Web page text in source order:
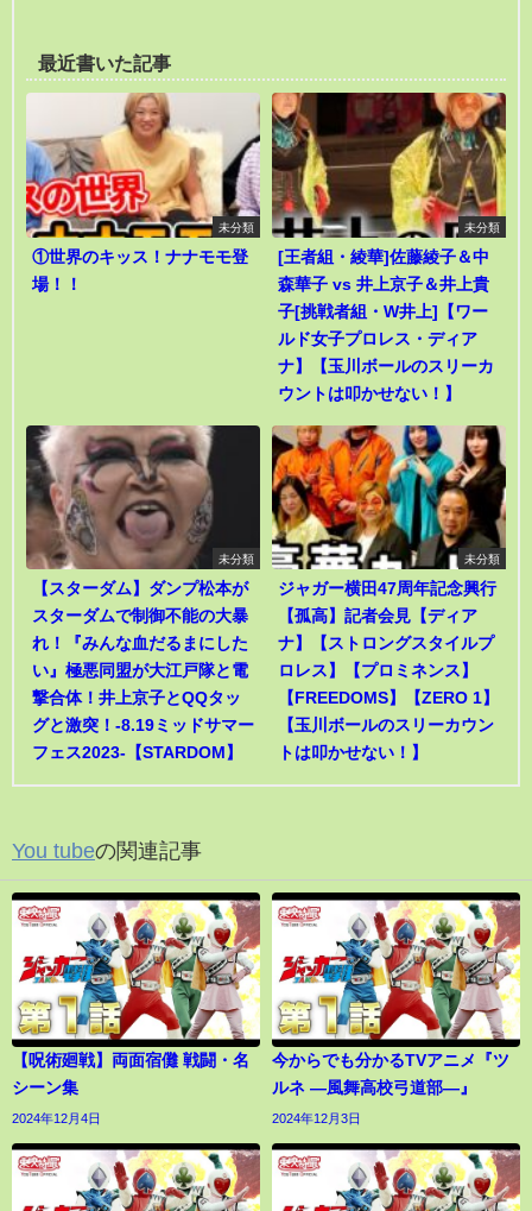
最近書いた記事
未分類
①世界のキッス！ナナモモ登
場！！
未分類
[王者組・綾華]佐藤綾子＆中
森華子 vs 井上京子＆井上貴
子[挑戦者組・W井上]【ワー
ルド女子プロレス・ディア
ナ】【玉川ボールのスリーカ
ウントは叩かせない！】
未分類
【スターダム】ダンプ松本が
スターダムで制御不能の大暴
れ！『みんな血だるまにした
い』極悪同盟が大江戸隊と電
撃合体！井上京子とQQタッ
グと激突！-8.19ミッドサマー
フェス2023-【STARDOM】
未分類
ジャガー横田47周年記念興行
【孤高】記者会見【ディア
ナ】【ストロングスタイルプ
ロレス】【プロミネンス】
【FREEDOMS】【ZERO 1】
【玉川ボールのスリーカウン
トは叩かせない！】
You tubeの関連記事
【呪術廻戦】両面宿儺 戦闘・名
シーン集
2024年12月4日
今からでも分かるTVアニメ『ツ
ルネ ―風舞高校弓道部―』
2024年12月3日